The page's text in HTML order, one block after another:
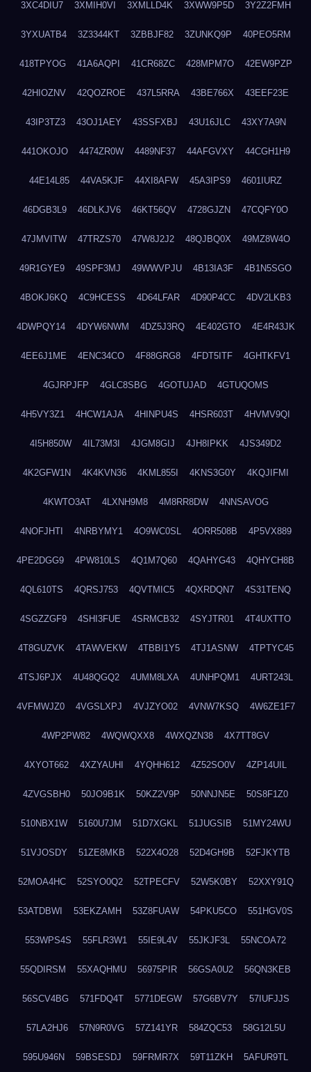
3XC4DIU7 3XMIH0VI 3XMLLD4K 3XWW9P5D 3Y2Z2FMH
3YXUATB4 3Z3344KT 3ZBBJF82 3ZUNKQ9P 40PEO5RM
418TPYOG 41A6AQPI 41CR68ZC 428MPM7O 42EW9PZP
42HIOZNV 42QOZROE 437L5RRA 43BE766X 43EEF23E
43IP3TZ3 43OJ1AEY 43SSFXBJ 43U16JLC 43XY7A9N
441OKOJO 4474ZR0W 4489NF37 44AFGVXY 44CGH1H9
44E14L85 44VA5KJF 44XI8AFW 45A3IPS9 4601IURZ
46DGB3L9 46DLKJV6 46KT56QV 4728GJZN 47CQFY0O
47JMVITW 47TRZS70 47W8J2J2 48QJBQ0X 49MZ8W4O
49R1GYE9 49SPF3MJ 49WWVPJU 4B13IA3F 4B1N5SGO
4BOKJ6KQ 4C9HCESS 4D64LFAR 4D90P4CC 4DV2LKB3
4DWPQY14 4DYW6NWM 4DZ5J3RQ 4E402GTO 4E4R43JK
4EE6J1ME 4ENC34CO 4F88GRG8 4FDT5ITF 4GHTKFV1
4GJRPJFP 4GLC8SBG 4GOTUJAD 4GTUQOMS
4H5VY3Z1 4HCW1AJA 4HINPU4S 4HSR603T 4HVMV9QI
4I5H850W 4IL73M3I 4JGM8GIJ 4JH8IPKK 4JS349D2
4K2GFW1N 4K4KVN36 4KML855I 4KNS3G0Y 4KQJIFMI
4KWTO3AT 4LXNH9M8 4M8RR8DW 4NNSAVOG
4NOFJHTI 4NRBYMY1 4O9WC0SL 4ORR508B 4P5VX889
4PE2DGG9 4PW810LS 4Q1M7Q60 4QAHYG43 4QHYCH8B
4QL610TS 4QRSJ753 4QVTMIC5 4QXRDQN7 4S31TENQ
4SGZZGF9 4SHI3FUE 4SRMCB32 4SYJTR01 4T4UXTTO
4T8GUZVK 4TAWVEKW 4TBBI1Y5 4TJ1ASNW 4TPTYC45
4TSJ6PJX 4U48QGQ2 4UMM8LXA 4UNHPQM1 4URT243L
4VFMWJZ0 4VGSLXPJ 4VJZYO02 4VNW7KSQ 4W6ZE1F7
4WP2PW82 4WQWQXX8 4WXQZN38 4X7TT8GV
4XYOT662 4XZYAUHI 4YQHH612 4Z52SO0V 4ZP14UIL
4ZVGSBH0 50JO9B1K 50KZ2V9P 50NNJN5E 50S8F1Z0
510NBX1W 5160U7JM 51D7XGKL 51JUGSIB 51MY24WU
51VJOSDY 51ZE8MKB 522X4O28 52D4GH9B 52FJKYTB
52MOA4HC 52SYO0Q2 52TPECFV 52W5K0BY 52XXY91Q
53ATDBWI 53EKZAMH 53Z8FUAW 54PKU5CO 551HGV0S
553WPS4S 55FLR3W1 55IE9L4V 55JKJF3L 55NCOA72
55QDIRSM 55XAQHMU 56975PIR 56GSA0U2 56QN3KEB
56SCV4BG 571FDQ4T 5771DEGW 57G6BV7Y 57IUFJJS
57LA2HJ6 57N9R0VG 57Z141YR 584ZQC53 58G12L5U
595U946N 59BSESDJ 59FRMR7X 59T11ZKH 5AFUR9TL